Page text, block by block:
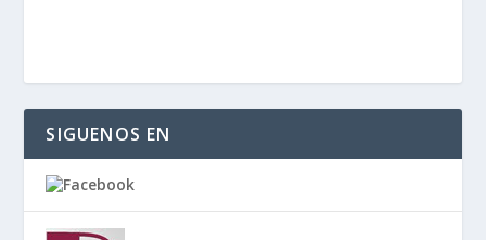
SIGUENOS EN